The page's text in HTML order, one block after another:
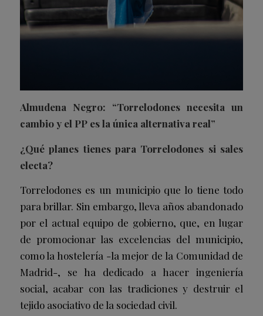
Almudena Negro: “Torrelodones necesita un
cambio y el PP es la única alternativa real”
¿Qué planes tienes para Torrelodones si sales
electa?
Torrelodones es un municipio que lo tiene todo
para brillar. Sin embargo, lleva años abandonado
por el actual equipo de gobierno, que, en lugar
de promocionar las excelencias del municipio,
como la hostelería -la mejor de la Comunidad de
Madrid-, se ha dedicado a hacer ingeniería
social, acabar con las tradiciones y destruir el
tejido asociativo de la sociedad civil.